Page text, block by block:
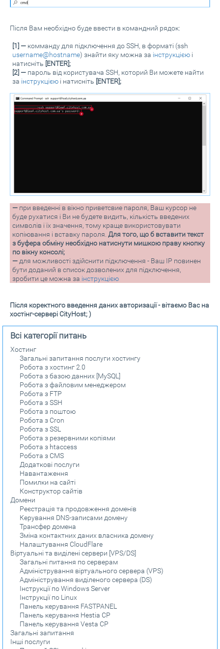
Після Вам необхідно буде ввести в командний рядок:
[1] — комманду для підключення до SSH, в форматі (ssh
username@hostname) знайти яку можна за інструкцією і
натисніть [ENTER];
[2] — пароль від користувача SSH, которий Ви можете найти
за інструкцією і натисніть [ENTER];
— при введенні в вікно приветсвие пароля, Ваш курсор не
буде рухатися і Ви не будете видить, кількість введених
символів і їх значення, тому краще використовувати
копіювання і вставку пароля. Для того, що б вставити текст
з буфера обміну необхідно натиснути мишкою праву кнопку
по вікну консолі;
— для можливості здійснити підключення - Ваш IP повинен
бути доданий в список дозволених для підключення,
зробити це можна за інструкцією
Після коректного введення даних авторизації - вітаємо Вас на
хостінг-сервері CityHost; )
Всі категорії питань
Хостинг
Загальні запитання послуги хостингу
Робота з хостинг 2.0
Робота з базою данних [MySQL]
Робота з файловим менеджером
Робота з FTP
Робота з SSH
Робота з поштою
Робота з Cron
Робота з SSL
Робота з резервними копіями
Робота з htaccess
Робота з CMS
Додаткові послуги
Навантаження
Помилки на сайтi
Конструктор сайтів
Домени
Реєстрація та продовження доменів
Керування DNS-записами домену
Трансфер домена
Зміна контактних даних власника домену
Налаштування CloudFlare
Віртуальні та виділені сервери [VPS/DS]
Загальні питання по серверам
Адміністрування віртуального сервера (VPS)
Адміністрування виділеного сервера (DS)
Інструкції по Windows Server
Інструкції по Linux
Панель керування FASTPANEL
Панель керування Hestia CP
Панель керування Vesta CP
Загальні запитання
Інші послуги